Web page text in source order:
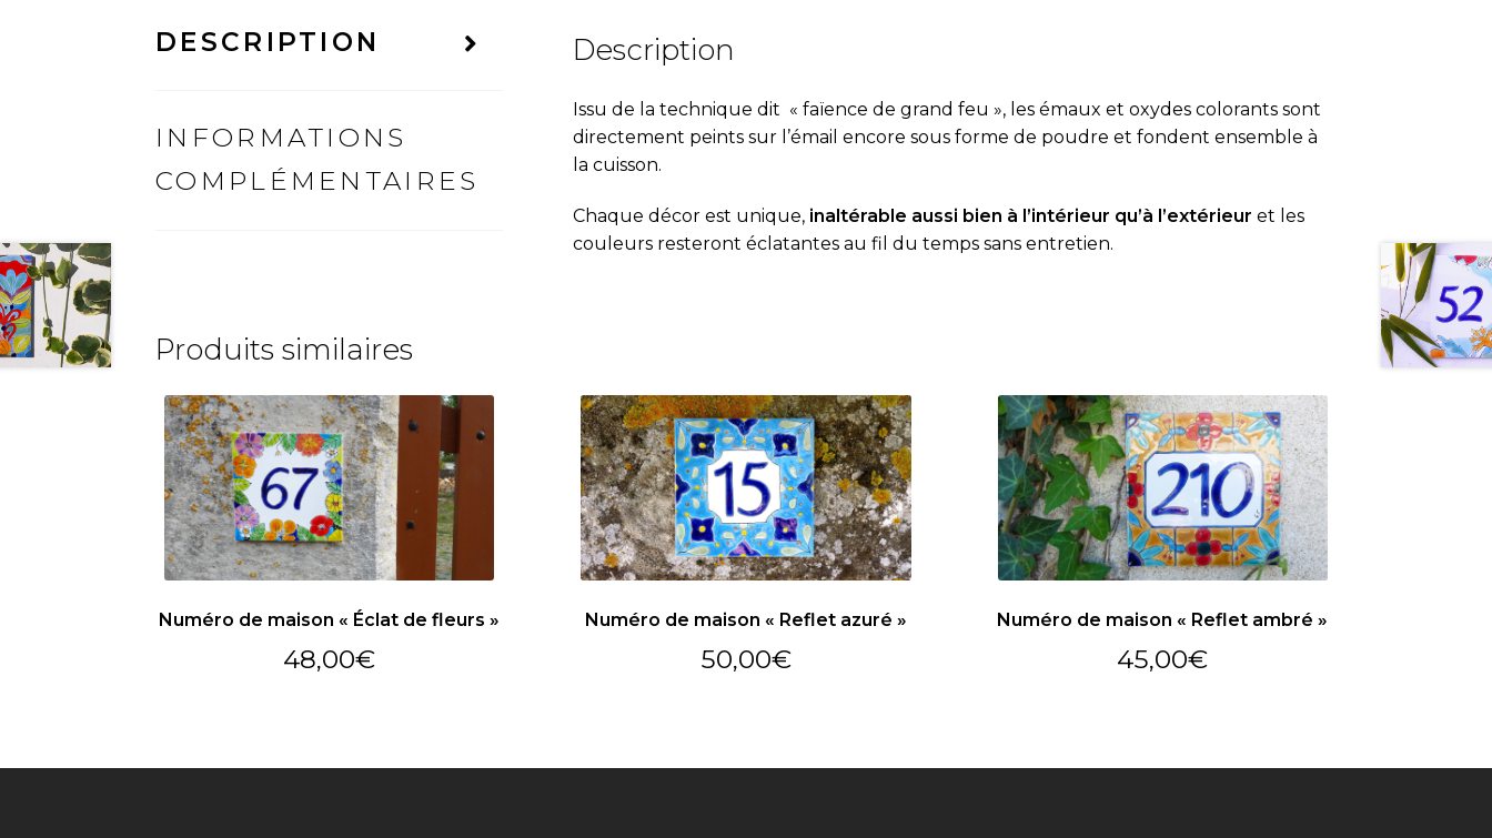
DESCRIPTION
INFORMATIONS
COMPLÉMENTAIRES
Description
Issu de la technique dit « faïence de grand feu », les émaux et oxydes colorants sont
directement peints sur l’émail encore sous forme de poudre et fondent ensemble à
la cuisson.
Chaque décor est unique, inaltérable aussi bien à l’intérieur qu’à l’extérieur et les
couleurs resteront éclatantes au fil du temps sans entretien.
Produits similaires
Numéro de maison « Éclat de fleurs »
48,00€
Numéro de maison « Reflet azuré »
50,00€
Numéro de maison « Reflet ambré »
45,00€